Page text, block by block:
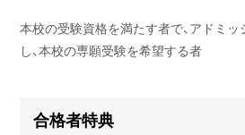
本校の受験資格を満たす者で、アドミ
し、本校の専願受験を希望する者
合格者特典